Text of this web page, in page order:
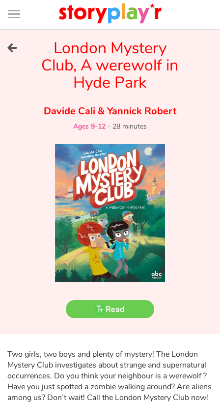
Connexion
Bibliothèque
de
page
Tales and classics in french
Fable, myth, literature and poetry
Princesses and princes, kings, queens and dragons
Ogres, monsters and witches
Heroines and Heroes
Travel, epic, investigation, adventure
Around the world
London Mystery
Club, A werewolf in
Hyde Park
Davide Cali &Yannick Robert
Ages 9-12 - 28 minutes
Read
Two girls, two boys and plenty of mystery! The London
Mystery Club investigates about strange and supernatural
occurrences. Do you think your neighbour is a werewolf ?
Have you just spotted a zombie walking around? Are aliens
among us? Don’t wait! Call the London Mystery Club now!